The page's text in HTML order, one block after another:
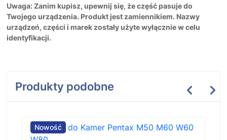
Uwaga: Zanim kupisz, upewnij się, że część pasuje do
Twojego urządzenia. Produkt jest zamiennikiem. Nazwy
urządzeń, części i marek zostały użyte wyłącznie w celu
identyfikacji.
Produkty podobne
Nowość